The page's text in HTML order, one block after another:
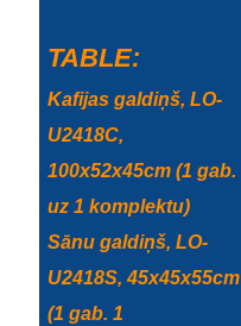
TABLE:
Kafijas galdiņš, LO-
U2418C,
100x52x45cm (1 gab.
uz 1 komplektu)
Sānu galdiņš, LO-
U2418S, 45x45x55cm
(1 gab. 1